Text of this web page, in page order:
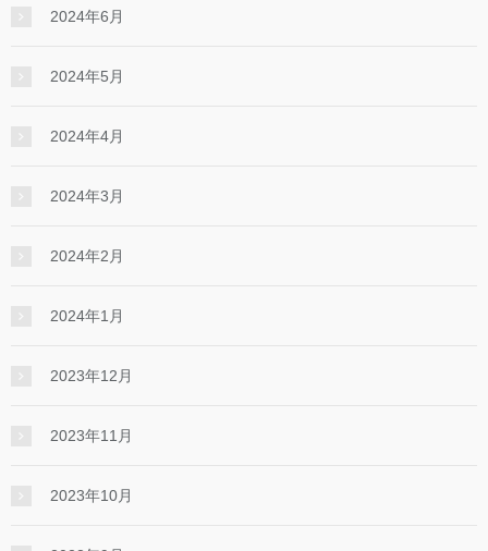
2024年6月
2024年5月
2024年4月
2024年3月
2024年2月
2024年1月
2023年12月
2023年11月
2023年10月